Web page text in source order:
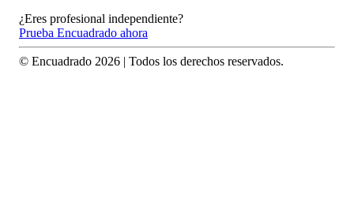
¿Eres profesional independiente?
Prueba Encuadrado ahora
© Encuadrado 2026 | Todos los derechos reservados.